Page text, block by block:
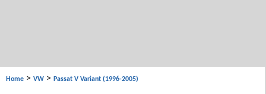
Home > VW > Passat V Variant (1996-2005)